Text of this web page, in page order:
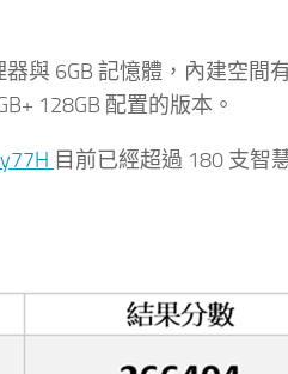
與 6GB 記憶體，內建空間
128GB 配置的版本。
目前已經超過 180 支智